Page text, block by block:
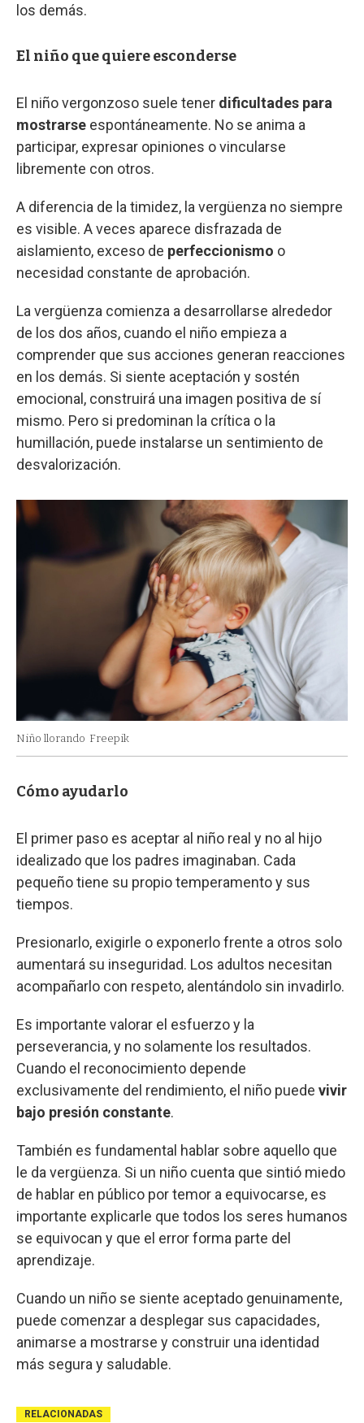
los demás.
El niño que quiere esconderse
El niño vergonzoso suele tener dificultades para
mostrarse espontáneamente. No se anima a
participar, expresar opiniones o vincularse
libremente con otros.
A diferencia de la timidez, la vergüenza no siempre
es visible. A veces aparece disfrazada de
aislamiento, exceso de perfeccionismo o
necesidad constante de aprobación.
La vergüenza comienza a desarrollarse alrededor
de los dos años, cuando el niño empieza a
comprender que sus acciones generan reacciones
en los demás. Si siente aceptación y sostén
emocional, construirá una imagen positiva de sí
mismo. Pero si predominan la crítica o la
humillación, puede instalarse un sentimiento de
desvalorización.
Niño llorando Freepik
Cómo ayudarlo
El primer paso es aceptar al niño real y no al hijo
idealizado que los padres imaginaban. Cada
pequeño tiene su propio temperamento y sus
tiempos.
Presionarlo, exigirle o exponerlo frente a otros solo
aumentará su inseguridad. Los adultos necesitan
acompañarlo con respeto, alentándolo sin invadirlo.
Es importante valorar el esfuerzo y la
perseverancia, y no solamente los resultados.
Cuando el reconocimiento depende
exclusivamente del rendimiento, el niño puede vivir
bajo presión constante.
También es fundamental hablar sobre aquello que
le da vergüenza. Si un niño cuenta que sintió miedo
de hablar en público por temor a equivocarse, es
importante explicarle que todos los seres humanos
se equivocan y que el error forma parte del
aprendizaje.
Cuando un niño se siente aceptado genuinamente,
puede comenzar a desplegar sus capacidades,
animarse a mostrarse y construir una identidad
más segura y saludable.
RELACIONADAS